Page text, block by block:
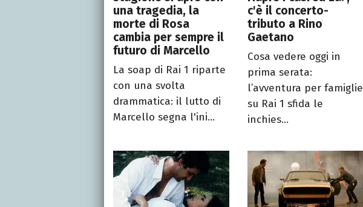
una tragedia, la
morte di Rosa
cambia per sempre il
futuro di Marcello
La soap di Rai 1 riparte
con una svolta
drammatica: il lutto di
Marcello segna l'ini...
c'è il concerto-
tributo a Rino
Gaetano
Cosa vedere oggi in
prima serata:
l’avventura per famiglie
su Rai 1 sfida le
inchies...